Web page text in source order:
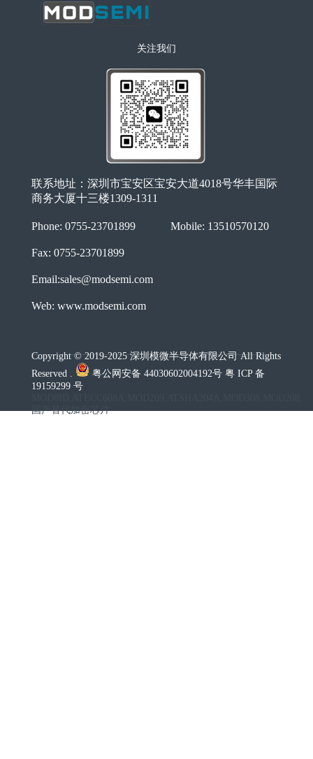
联系地址：深圳市宝安区宝安大道4018号华丰国际
商务大厦十三楼1309-1311
Phone: 0755-23701899 Mobile: 13510570120
Fax: 0755-23701899
Email:sales@modsemi.com
Web: www.modsemi.com
关注我们
Copyright © 2019-2025 深圳模微半导体有限公司 All Rights
Reserved .
粤公网安备 44030602004192号 粤 ICP 备
19159299 号
国产替代加密芯片